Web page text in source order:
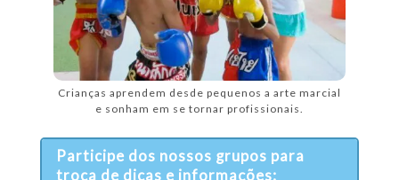
Crianças aprendem desde pequenos a arte marcial
e sonham em se tornar profissionais.
Participe dos nossos grupos para
troca de dicas e informações: